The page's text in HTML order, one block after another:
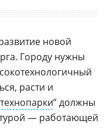
новой
Городу нужны
расти и
технопарки” должны
— работающей